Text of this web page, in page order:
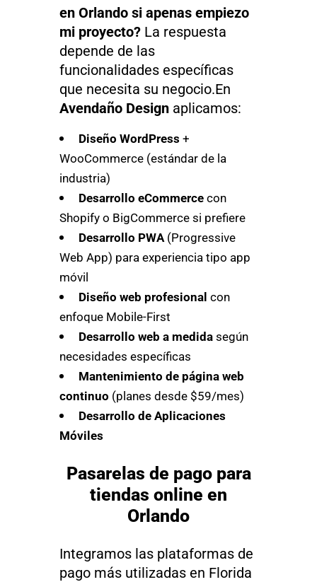
en Orlando si apenas empiezo
mi proyecto? La respuesta
depende de las
funcionalidades específicas
que necesita su negocio.En
Avendaño Design aplicamos:
Diseño WordPress +
WooCommerce (estándar de la
industria)
Desarrollo eCommerce con
Shopify o BigCommerce si prefiere
Desarrollo PWA (Progressive
Web App) para experiencia tipo app
móvil
Diseño web profesional con
enfoque Mobile-First
Desarrollo web a medida según
necesidades específicas
Mantenimiento de página web
continuo (planes desde $59/mes)
Desarrollo de Aplicaciones
Móviles
Pasarelas de pago para
tiendas online en
Orlando
Integramos las plataformas de
pago más utilizadas en Florida